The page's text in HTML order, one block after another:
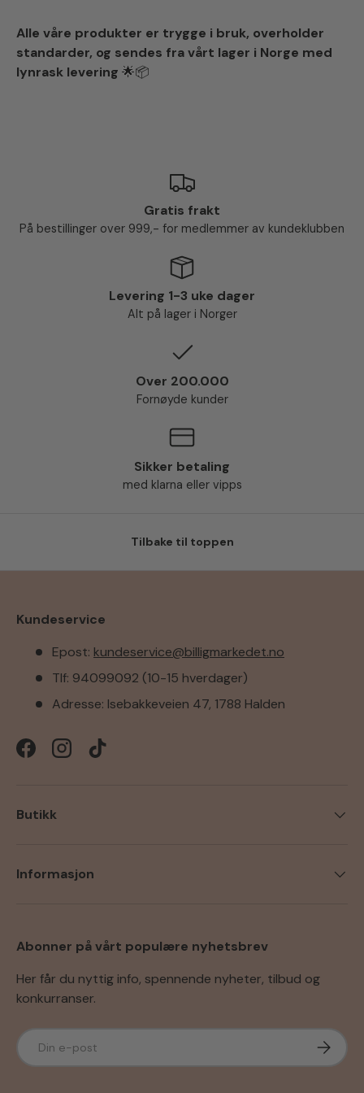
Alle våre produkter er trygge i bruk, overholder
standarder, og sendes fra vårt lager i Norge med
lynrask levering 🌟📦
Gratis frakt
På bestillinger over 999,- for medlemmer av kundeklubben
Levering 1-3 uke dager
Alt på lager i Norger
Over 200.000
Fornøyde kunder
Sikker betaling
med klarna eller vipps
Tilbake til toppen
Kundeservice
Epost: kundeservice@billigmarkedet.no
Tlf: 94099092 (10-15 hverdager)
Adresse: Isebakkeveien 47, 1788 Halden
FacebookInstagramTikTok
Butikk
Informasjon
Abonner på vårt populære nyhetsbrev
Her får du nyttig info, spennende nyheter, tilbud og
konkurranser.
E-post Abonner